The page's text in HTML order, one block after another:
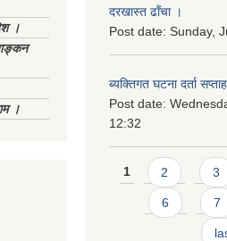
।
।
दरखास्त ढाँचा ।
Post date: Sunday,
ब्यक्तिगत घटना दर्ता सप्ताह
Post date:
12:32
Pages
1 2 3
6 7